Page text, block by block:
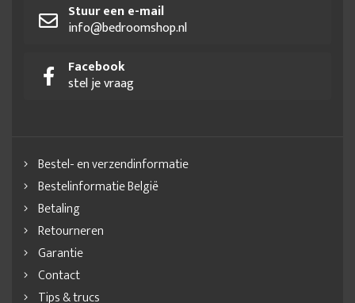
Stuur een e-mail
info@bedroomshop.nl
Facebook
stel je vraag
Bestel- en verzendinformatie
Bestelinformatie België
Betaling
Retourneren
Garantie
Contact
Tips & trucs